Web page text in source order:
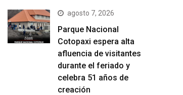
agosto 7, 2026
Parque Nacional
Cotopaxi espera alta
afluencia de visitantes
durante el feriado y
celebra 51 años de
creación